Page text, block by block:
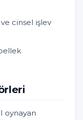
ve cinsel işlev
oynayan